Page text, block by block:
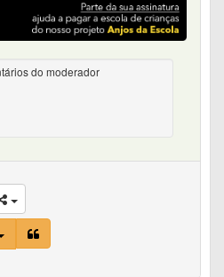
do moderador